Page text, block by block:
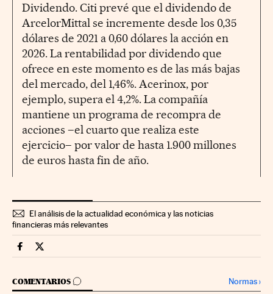
Dividendo. Citi prevé que el dividendo de
ArcelorMittal se incremente desde los 0,35
dólares de 2021 a 0,60 dólares la acción en
2026. La rentabilidad por dividendo que
ofrece en este momento es de las más bajas
del mercado, del 1,46%. Acerinox, por
ejemplo, supera el 4,2%. La compañía
mantiene un programa de recompra de
acciones –el cuarto que realiza este
ejercicio– por valor de hasta 1.900 millones
de euros hasta fin de año.
El análisis de la actualidad económica y las noticias
financieras más relevantes
Mercados Financieros Cinco Días en Facebook
Mercados Financieros Cinco Días en Twitter
COMENTARIOS
IR A LOS COMENTARIOS Normas›